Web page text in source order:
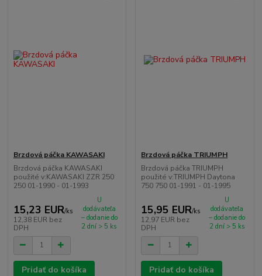
Brzdová páčka KAWASAKI
Brzdová páčka KAWASAKI
použité v:KAWASAKI ZZR 250
250 01-1990 - 01-1993
15,23 EUR/ks
12,38 EUR bez
DPH
U
dodávateľa
– dodanie do
2 dní > 5 ks
Pridať do košíka
Brzdová páčka TRIUMPH
Brzdová páčka TRIUMPH
použité v:TRIUMPH Daytona
750 750 01-1991 - 01-1995
15,95 EUR/ks
12,97 EUR bez
DPH
U
dodávateľa
– dodanie do
2 dní > 5 ks
Pridať do košíka